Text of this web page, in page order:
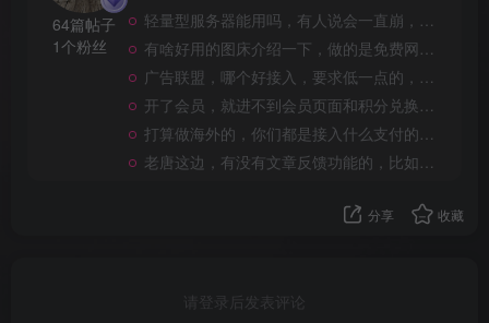
64篇帖子
1个粉丝
轻量型服务器能用吗，有人说会一直崩，进不去网站，有大神说一下吗
有啥好用的图床介绍一下，做的是免费网站，有点吃不消了
广告联盟，哪个好接入，要求低一点的，大神推荐一下
开了会员，就进不到会员页面和积分兑换会员了，有解决方案吗
打算做海外的，你们都是接入什么支付的，我这边是做短剧的，国内太卷了
老唐这边，有没有文章反馈功能的，比如一些网盘链接失效了，用户可以反馈给作者知道
分享 收藏
请登录后发表评论